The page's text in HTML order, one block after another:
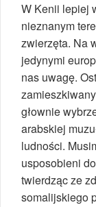
W Kenii lepiej
nieznanym
zwierzęta. Na
jedynymi
nas uwagę.
głownie
arabskiej
ludności.
usposobieni
twierdząc ze
somalijskiego